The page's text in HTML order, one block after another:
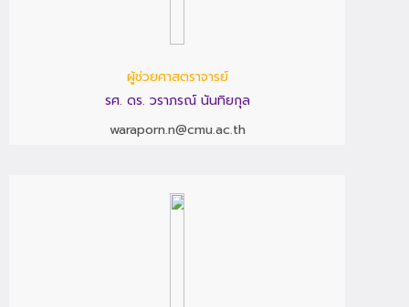
ผู้ช่วยศาสตราจารย์
รศ. ดร. วราภรณ์ นันทิยกุล
waraporn.n@cmu.ac.th